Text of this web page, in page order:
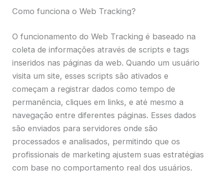
Como funciona o Web Tracking?
O funcionamento do Web Tracking é baseado na
coleta de informações através de scripts e tags
inseridos nas páginas da web. Quando um usuário
visita um site, esses scripts são ativados e
começam a registrar dados como tempo de
permanência, cliques em links, e até mesmo a
navegação entre diferentes páginas. Esses dados
são enviados para servidores onde são
processados e analisados, permitindo que os
profissionais de marketing ajustem suas estratégias
com base no comportamento real dos usuários.